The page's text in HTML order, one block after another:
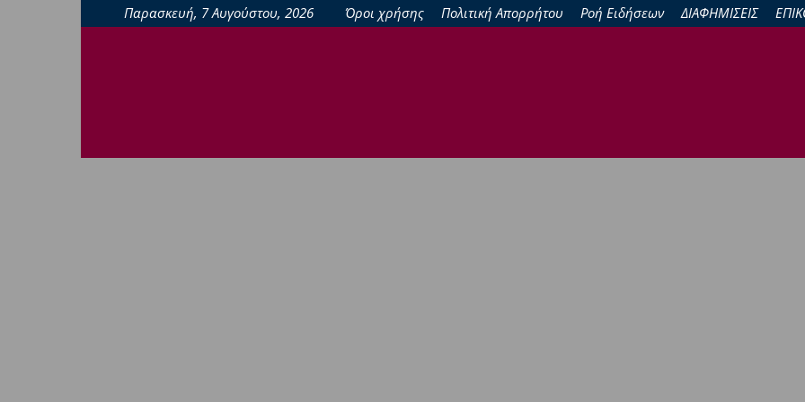
Παρασκευή, 7 Αυγούστου, 2026 Όροι χρήσης Πολιτική Απορρήτου Ροή Ειδήσεων ΔΙΑΦΗΜΙΣΕΙΣ